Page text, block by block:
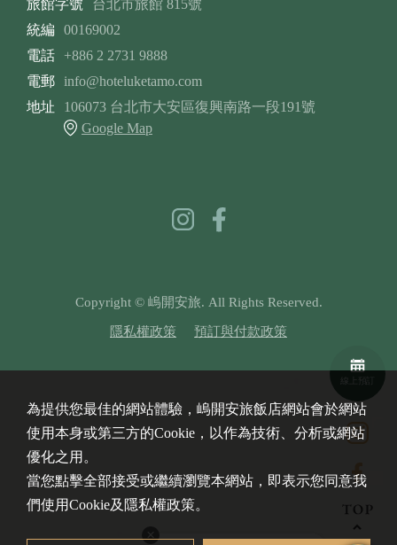
線上預訂
旅館字號
台北市旅館 815號
統編 00169002
電話
+886 2 2731 9888
電郵
info@hoteluketamo.com
地址
106073 台北市大安區復興南路一段191號
Google Map
Copyright © 嵨開安旅. All Rights Reserved.
隱私權政策 預訂與付款政策
為提供您最佳的網站體驗，嵨開安旅飯店網站會於網站
使用本身或第三方的Cookie，以作為技術、分析或網站
優化之用。
當您點擊全部接受或繼續瀏覽本網站，即表示您同意我
們使用Cookie及隱私權政策。